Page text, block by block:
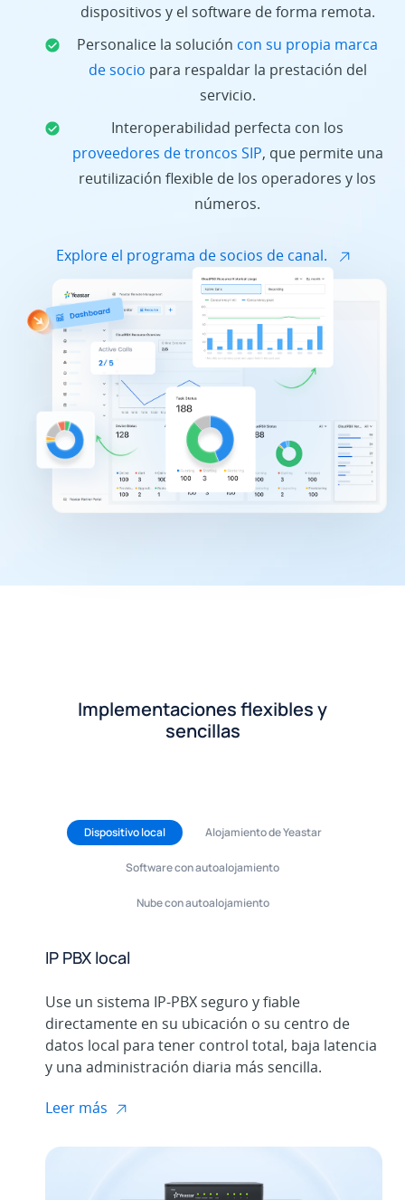
dispositivos y el software de forma remota.
Personalice la solución con su propia marca
de socio para respaldar la prestación del
servicio.
Interoperabilidad perfecta con los
proveedores de troncos SIP, que permite una
reutilización flexible de los operadores y los
números.
Explore el programa de socios de canal.
Implementaciones flexibles y
sencillas
Dispositivo local Alojamiento de Yeastar
Software con autoalojamiento
Nube con autoalojamiento
IP PBX local
Use un sistema IP-PBX seguro y fiable
directamente en su ubicación o su centro de
datos local para tener control total, baja latencia
y una administración diaria más sencilla.
Leer más